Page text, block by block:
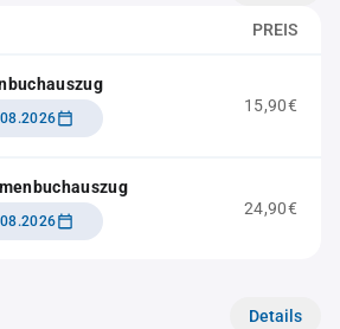
PREIS
15,90€
24,90€
Details